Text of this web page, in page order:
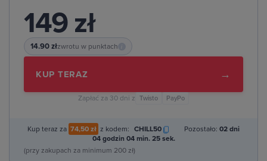
149 zł
14.90 złzwrotu w punktach
KUP TERAZ →
Zapłać za 30 dni z Twisto PayPo
Kup teraz za 74,50 zł z kodem: CHILL50 Pozostało: 02 dni
04 godzin 04 min. 24 sek.
(przy zakupach za minimum 200 zł)